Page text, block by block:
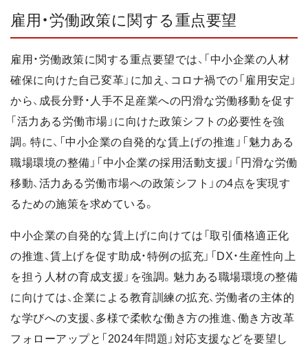
雇用・労働政策に関する重点要望
雇用・労働政策に関する重点要望では、「中小企業の人材
確保に向けた自己変革」に加え、コロナ禍での「雇用安定」
から、成長分野・人手不足産業への円滑な労働移動を促す
「活力ある労働市場」に向けた政策シフトの必要性を強
調。特に、「中小企業の自発的な賃上げの推進」「魅力ある
職場環境の整備」「中小企業の採用活動支援」「円滑な労働
移動、活力ある労働市場への政策シフト」の4点を実現す
るための施策を求めている。
中小企業の自発的な賃上げに向けては「取引価格適正化
の推進、賃上げを促す助成・特例の拡充」「DX・生産性向上
を担う人材の育成支援」を強調。魅力ある職場環境の整備
に向けては、企業による教育訓練の拡充、労働者の主体的
な学びへの支援、多様で柔軟な働き方の推進、働き方改革
フォローアップと「2024年問題」対応支援などを要望し